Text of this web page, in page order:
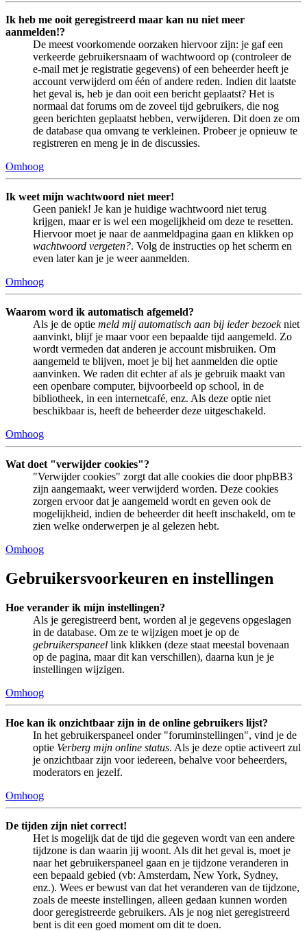
Ik heb me ooit geregistreerd maar kan nu niet meer
aanmelden!?
De meest voorkomende oorzaken hiervoor zijn: je gaf een
verkeerde gebruikersnaam of wachtwoord op (controleer de
e-mail met je registratie gegevens) of een beheerder heeft je
account verwijderd om één of andere reden. Indien dit laatste
het geval is, heb je dan ooit een bericht geplaatst? Het is
normaal dat forums om de zoveel tijd gebruikers, die nog
geen berichten geplaatst hebben, verwijderen. Dit doen ze om
de database qua omvang te verkleinen. Probeer je opnieuw te
registreren en meng je in de discussies.
Omhoog
Ik weet mijn wachtwoord niet meer!
Geen paniek! Je kan je huidige wachtwoord niet terug
krijgen, maar er is wel een mogelijkheid om deze te resetten.
Hiervoor moet je naar de aanmeldpagina gaan en klikken op
wachtwoord vergeten?. Volg de instructies op het scherm en
even later kan je je weer aanmelden.
Omhoog
Waarom word ik automatisch afgemeld?
Als je de optie meld mij automatisch aan bij ieder bezoekniet
aanvinkt, blijf je maar voor een bepaalde tijd aangemeld. Zo
wordt vermeden dat anderen je account misbruiken. Om
aangemeld te blijven, moet je bij het aanmelden die optie
aanvinken. We raden dit echter af als je gebruik maakt van
een openbare computer, bijvoorbeeld op school, in de
bibliotheek, in een internetcafé, enz. Als deze optie niet
beschikbaar is, heeft de beheerder deze uitgeschakeld.
Omhoog
Wat doet "verwijder cookies"?
"Verwijder cookies" zorgt dat alle cookies die door phpBB3
zijn aangemaakt, weer verwijderd worden. Deze cookies
zorgen ervoor dat je aangemeld wordt en geven ook de
mogelijkheid, indien de beheerder dit heeft inschakeld, om te
zien welke onderwerpen je al gelezen hebt.
Omhoog
Gebruikersvoorkeuren en instellingen
Hoe verander ik mijn instellingen?
Als je geregistreerd bent, worden al je gegevens opgeslagen
in de database. Om ze te wijzigen moet je op de
gebruikerspaneel link klikken (deze staat meestal bovenaan
op de pagina, maar dit kan verschillen), daarna kun je je
instellingen wijzigen.
Omhoog
Hoe kan ik onzichtbaar zijn in de online gebruikers lijst?
In het gebruikerspaneel onder "foruminstellingen", vind je de
optie Verberg mijn online status. Als je deze optie activeert zul
je onzichtbaar zijn voor iedereen, behalve voor beheerders,
moderators en jezelf.
Omhoog
De tijden zijn niet correct!
Het is mogelijk dat de tijd die gegeven wordt van een andere
tijdzone is dan waarin jij woont. Als dit het geval is, moet je
naar het gebruikerspaneel gaan en je tijdzone veranderen in
een bepaald gebied (vb: Amsterdam, New York, Sydney,
enz.). Wees er bewust van dat het veranderen van de tijdzone,
zoals de meeste instellingen, alleen gedaan kunnen worden
door geregistreerde gebruikers. Als je nog niet geregistreerd
bent is dit een goed moment om dit te doen.